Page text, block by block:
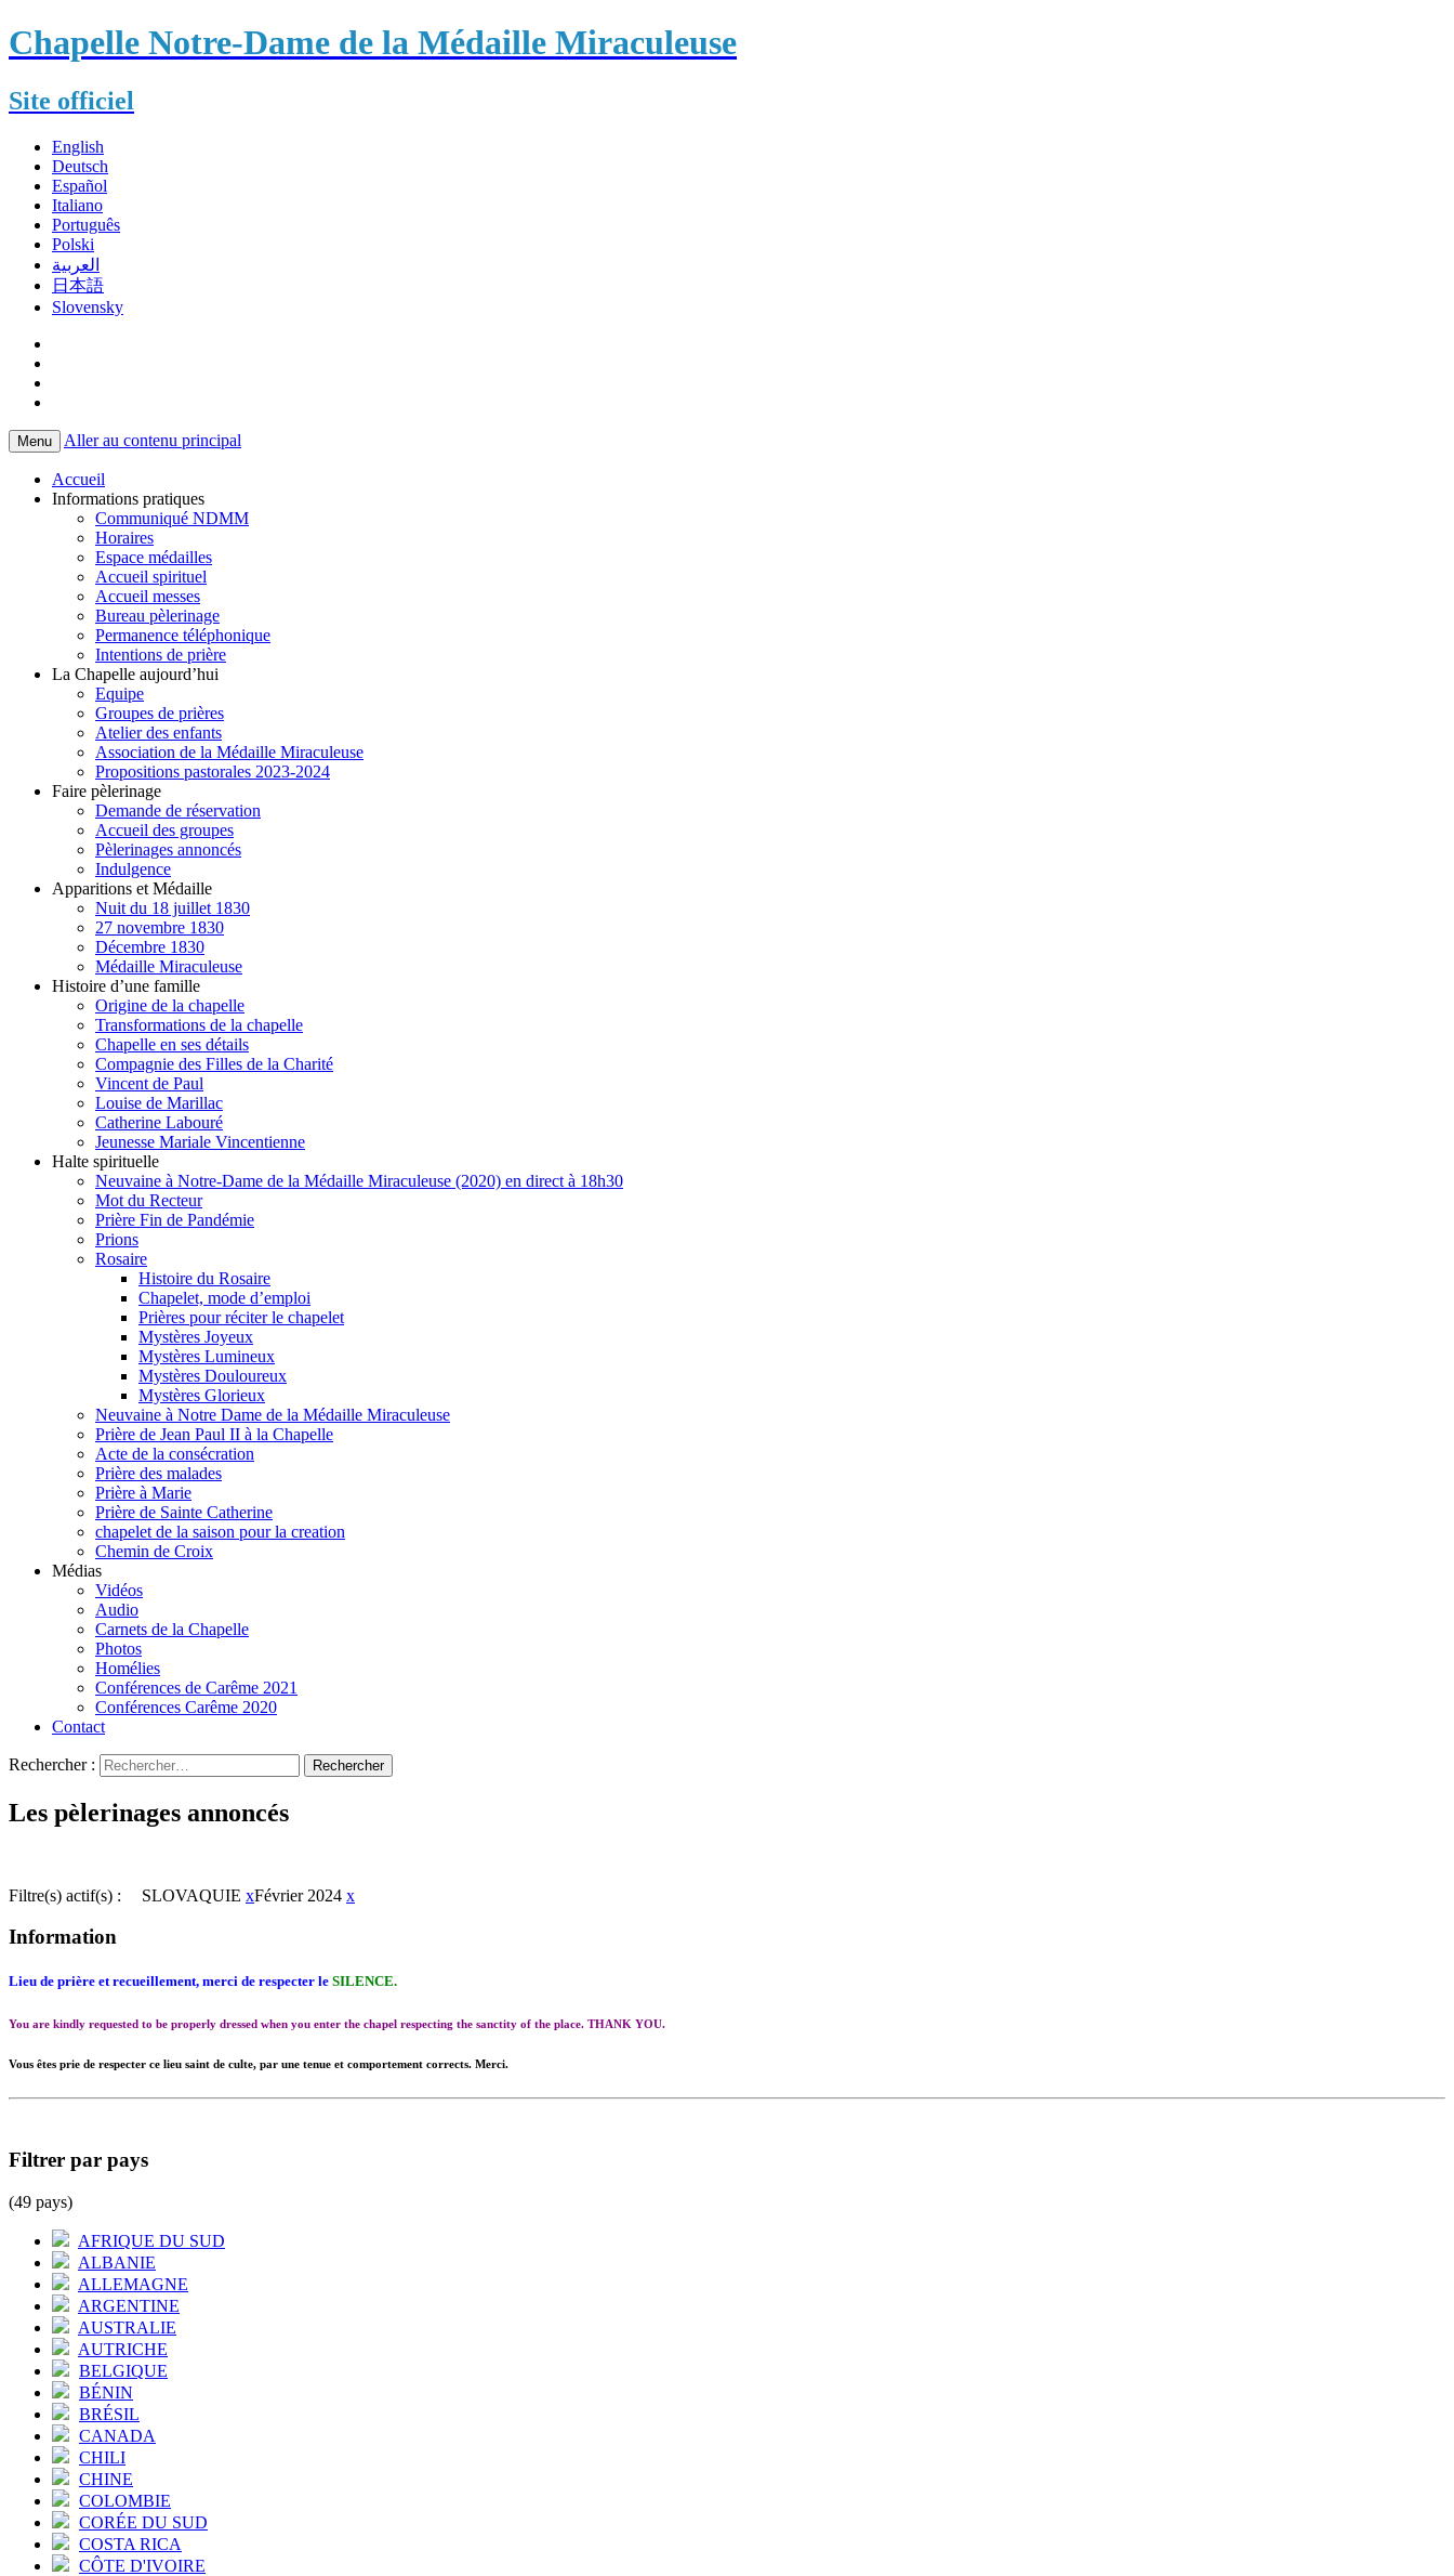
Chapelle Notre-Dame de la Médaille Miraculeuse
Site officiel
English
Deutsch
Español
Italiano
Português
Polski
العربية
日本語
Slovensky
Menu Aller au contenu principal
Accueil
Informations pratiques
Communiqué NDMM
Horaires
Espace médailles
Accueil spirituel
Accueil messes
Bureau pèlerinage
Permanence téléphonique
Intentions de prière
La Chapelle aujourd’hui
Equipe
Groupes de prières
Atelier des enfants
Association de la Médaille Miraculeuse
Propositions pastorales 2023-2024
Faire pèlerinage
Demande de réservation
Accueil des groupes
Pèlerinages annoncés
Indulgence
Apparitions et Médaille
Nuit du 18 juillet 1830
27 novembre 1830
Décembre 1830
Médaille Miraculeuse
Histoire d’une famille
Origine de la chapelle
Transformations de la chapelle
Chapelle en ses détails
Compagnie des Filles de la Charité
Vincent de Paul
Louise de Marillac
Catherine Labouré
Jeunesse Mariale Vincentienne
Halte spirituelle
Neuvaine à Notre-Dame de la Médaille Miraculeuse (2020) en direct à 18h30
Mot du Recteur
Prière Fin de Pandémie
Prions
Rosaire
Histoire du Rosaire
Chapelet, mode d’emploi
Prières pour réciter le chapelet
Mystères Joyeux
Mystères Lumineux
Mystères Douloureux
Mystères Glorieux
Neuvaine à Notre Dame de la Médaille Miraculeuse
Prière de Jean Paul II à la Chapelle
Acte de la consécration
Prière des malades
Prière à Marie
Prière de Sainte Catherine
chapelet de la saison pour la creation
Chemin de Croix
Médias
Vidéos
Audio
Carnets de la Chapelle
Photos
Homélies
Conférences de Carême 2021
Conférences Carême 2020
Contact
Rechercher :
Les pèlerinages annoncés
Filtre(s) actif(s) : SLOVAQUIE xFévrier 2024 x
Information
Lieu de prière et recueillement, merci de respecter le SILENCE.
You are kindly requested to be properly dressed when you enter the chapel respecting the sanctity of the place. THANK YOU.
Vous êtes prie de respecter ce lieu saint de culte, par une tenue et comportement corrects. Merci.
Filtrer par pays
(49 pays)
AFRIQUE DU SUD
ALBANIE
ALLEMAGNE
ARGENTINE
AUSTRALIE
AUTRICHE
BELGIQUE
BÉNIN
BRÉSIL
CANADA
CHILI
CHINE
COLOMBIE
CORÉE DU SUD
COSTA RICA
CÔTE D'IVOIRE